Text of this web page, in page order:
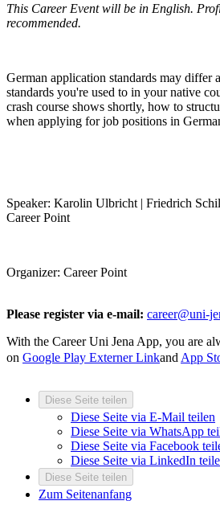
This Career Event will be in English.
recommended.
German application standards may differ
standards you're used to in your native
crash course shows shortly, how to
when applying for job positions in
Speaker: Karolin Ulbricht | Friedrich
Career Point
Organizer: Career Point
Please register via e-mail: career@uni-
With the Career Uni Jena App, you are
on Google Play Externer Linkand App
Diese Seite teilen
Diese Seite via E-Mail teilen
Diese Seite via WhatsApp
Diese Seite via Facebook
Diese Seite via LinkedIn
Diese Seite teilen
Zum Seitenanfang